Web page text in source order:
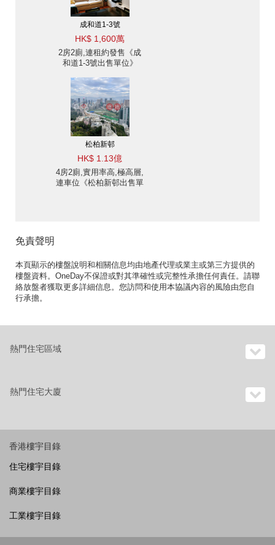
成和道1-3號
HK$ 1,600萬
2房2廁,連租約發售《成
和道1-3號出售單位》
松柏新邨
HK$ 1.13億
4房2廁,實用率高,極高層,
連車位《松柏新邨出售單
免責聲明
本頁顯示的樓盤說明和相關信息均由地產代理或業主或第三方提供的
樓盤資料。OneDay不保證或對其準確性或完整性承擔任何責任。請聯
絡放盤者獲取更多詳細信息。您訪問和使用本協議內容的風險由您自
行承擔。
熱門住宅區域
熱門住宅大廈
香港樓宇目錄
住宅樓宇目錄
商業樓宇目錄
工業樓宇目錄